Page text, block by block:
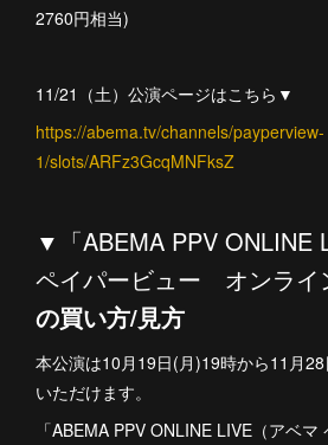
2760円相当)
11/21（土）公演ページはこちら▼
https://abema.tv/channels/payperview-
1/slots/ARFz3GcqMNFksZ
▼ 「ABEMA PPV ONLINE
ペイパービュー オンライ
の買い方/見方
本公演は10月19日(月)19時から11月
いただけます。
「ABEMA PPV ONLINE LIVE（アベ